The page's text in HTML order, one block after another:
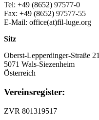
Tel: +49 (8652) 97577-0
Fax: +49 (8652) 97577-55
E-Mail: office(at)fil-luge.org
Sitz
Oberst-Lepperdinger-Straße 21
5071 Wals-Siezenheim
Österreich
Vereinsregister:
ZVR 801319517